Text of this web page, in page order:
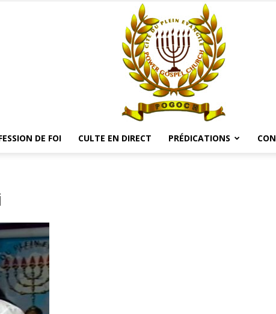
DE FOI CULTE EN DIRECT PRÉDICATIONS